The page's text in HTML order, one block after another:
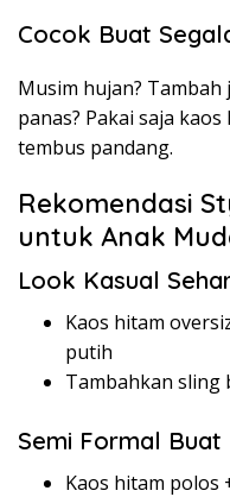
Cocok Buat
Musim hujan?
panas? Pakai saja
tembus pandang.
Rekomendasi
untuk Anak
Look Kasual
Kaos hitam
putih
Tambahkan sling
Semi Formal
Kaos hitam polos